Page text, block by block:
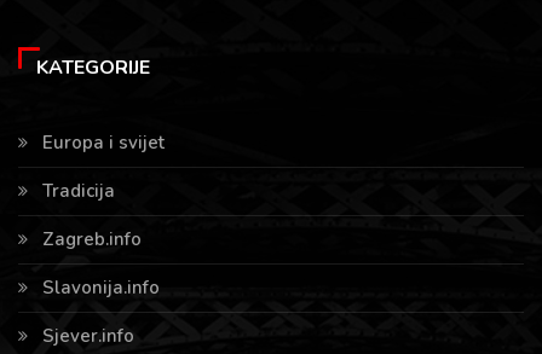
KATEGORIJE
Europa i svijet
Tradicija
Zagreb.info
Slavonija.info
Sjever.info